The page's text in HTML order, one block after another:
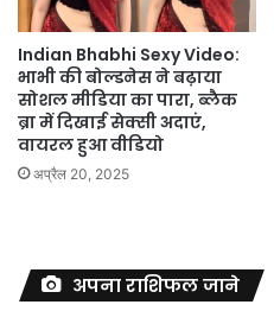
Indian Bhabhi Sexy Video:
भाभी की बोल्डनेस ने बढ़ाया
सोशल मीडिया का पारा, ब्लैक
ब्रा में दिखाई सेक्सी अदाएं,
वायरल हुआ वीडियो
अप्रैल 20, 2025
अपना राशिफल जाने